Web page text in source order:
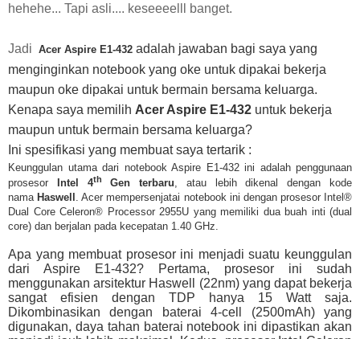
hehehe... Tapi asli.... keseeeelll banget.
Jadi Acer Aspire E1-432 adalah jawaban bagi saya yang
menginginkan notebook yang oke untuk dipakai bekerja
maupun oke dipakai untuk bermain bersama keluarga.
Kenapa saya memilih Acer Aspire E1-432 untuk bekerja
maupun untuk bermain bersama keluarga?
Ini spesifikasi yang membuat saya tertarik :
Keunggulan utama dari notebook Aspire E1-432 ini adalah penggunaan
prosesor
Intel 4th Gen terbaru, atau lebih dikenal dengan kode
nama Haswell . Acer mempersenjatai notebook ini dengan prosesor Intel®
Dual Core Celeron® Processor 2955U yang memiliki dua buah inti (dual
core) dan berjalan pada kecepatan 1.40 GHz.
Apa yang membuat prosesor ini menjadi suatu keunggulan
dari Aspire E1-432? Pertama, prosesor ini sudah
menggunakan arsitektur Haswell (22nm) yang dapat bekerja
sangat efisien dengan TDP hanya 15 Watt saja.
Dikombinasikan dengan baterai 4-cell (2500mAh) yang
digunakan, daya tahan baterai notebook ini dipastikan akan